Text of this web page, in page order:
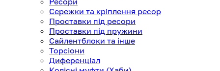
Сережки та кріплення ресор
Проставки під ресори
Проставки під пружини
Сайлентблоки та інше
Торсіони
Диференціал